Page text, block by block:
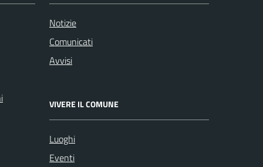
Notizie
Comunicati
Avvisi
VIVERE IL COMUNE
Luoghi
Eventi